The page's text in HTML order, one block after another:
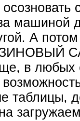
машиной
А
в любых
таблицы,